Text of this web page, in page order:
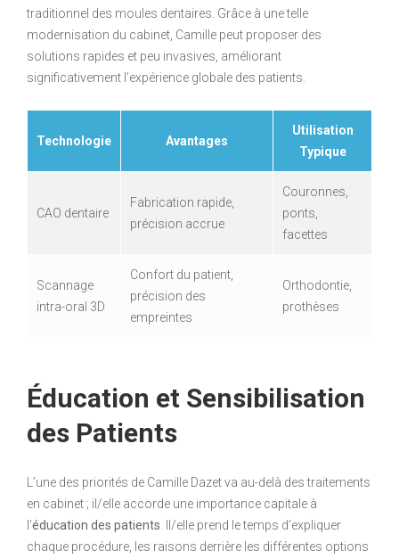
traditionnel des moules dentaires. Grâce à une telle
modernisation du cabinet, Camille peut proposer des
solutions rapides et peu invasives, améliorant
significativement l’expérience globale des patients.
Technologie Avantages
Utilisation
Typique
CAO dentaire
Fabrication rapide,
précision accrue
Couronnes,
ponts,
facettes
Scannage
intra-oral 3D
Confort du patient,
précision des
empreintes
Orthodontie,
prothèses
Éducation et Sensibilisation
des Patients
L’une des priorités de Camille Dazet va au-delà des traitements
en cabinet ; il/elle accorde une importance capitale à
l’éducation des patients . Il/elle prend le temps d’expliquer
chaque procédure, les raisons derrière les différentes options